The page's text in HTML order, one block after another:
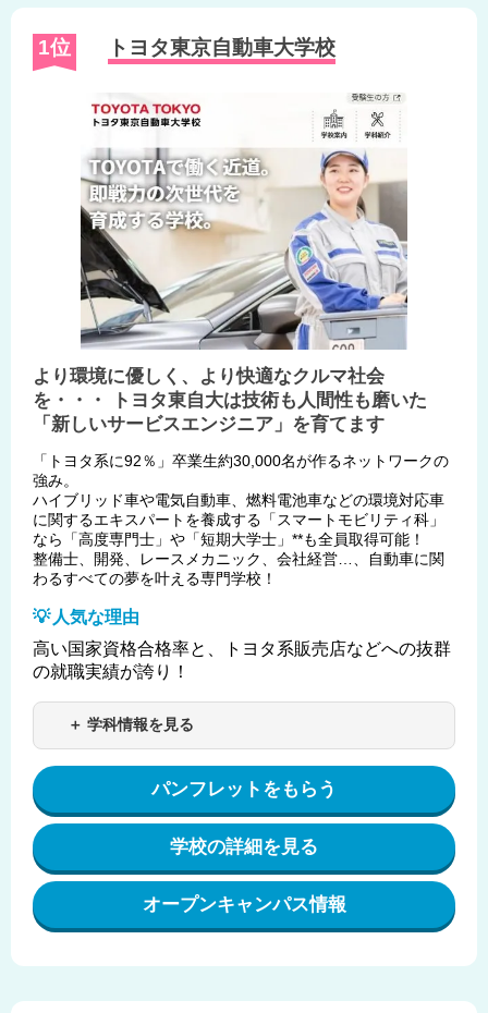
1位 トヨタ東京自動車大学校
より環境に優しく、より快適なクルマ社会
を・・・ トヨタ東自大は技術も人間性も磨いた
「新しいサービスエンジニア」を育てます
「トヨタ系に92％」卒業生約30,000名が作るネットワークの
強み。
ハイブリッド車や電気自動車、燃料電池車などの環境対応車
に関するエキスパートを養成する「スマートモビリティ科」
なら「高度専門士」や「短期大学士」**も全員取得可能！
整備士、開発、レースメカニック、会社経営…、自動車に関
わるすべての夢を叶える専門学校！
人気な理由
高い国家資格合格率と、トヨタ系販売店などへの抜群
の就職実績が誇り！
＋ 学科情報を見る
パンフレットをもらう
学校の詳細を見る
オープンキャンパス情報